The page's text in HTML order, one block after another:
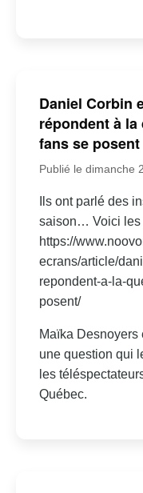
Daniel Corbin
répondent à
fans se posent
Publié le dimanche
Ils ont parlé des
saison… Voici les
https://
ecrans/article/
repondent-a-la-
posent/
Maïka
une question qui
les
Québec.